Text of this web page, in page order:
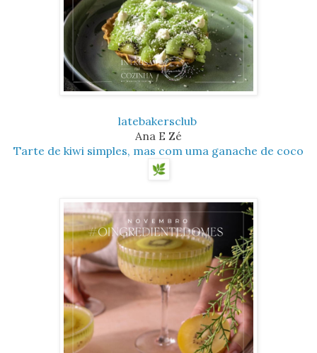
latebakersclub
Ana E Zé
Tarte de kiwi simples, mas com uma ganache de coco